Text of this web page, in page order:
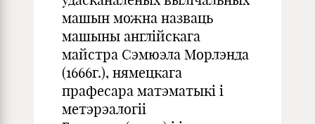
машын можна назваць
машыны англійскага
майстра Сэмюэла Морлэнда
(1666г.), нямецкага
прафесара матэматыкі і
метэрэалогіі